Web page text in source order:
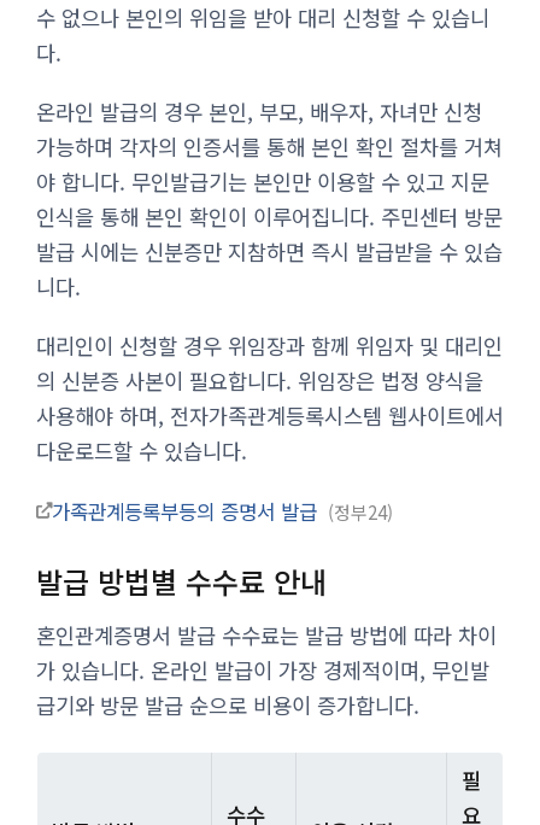
수 없으나 본인의 위임을 받아 대리 신청할 수 있습니
다.
온라인 발급의 경우 본인, 부모, 배우자, 자녀만 신청
가능하며 각자의 인증서를 통해 본인 확인 절차를 거쳐
야 합니다. 무인발급기는 본인만 이용할 수 있고 지문
인식을 통해 본인 확인이 이루어집니다. 주민센터 방문
발급 시에는 신분증만 지참하면 즉시 발급받을 수 있습
니다.
대리인이 신청할 경우 위임장과 함께 위임자 및 대리인
의 신분증 사본이 필요합니다. 위임장은 법정 양식을
사용해야 하며, 전자가족관계등록시스템 웹사이트에서
다운로드할 수 있습니다.
가족관계등록부등의 증명서 발급 정부24
발급 방법별 수수료 안내
혼인관계증명서 발급 수수료는 발급 방법에 따라 차이
가 있습니다. 온라인 발급이 가장 경제적이며, 무인발
급기와 방문 발급 순으로 비용이 증가합니다.
수수
필
요